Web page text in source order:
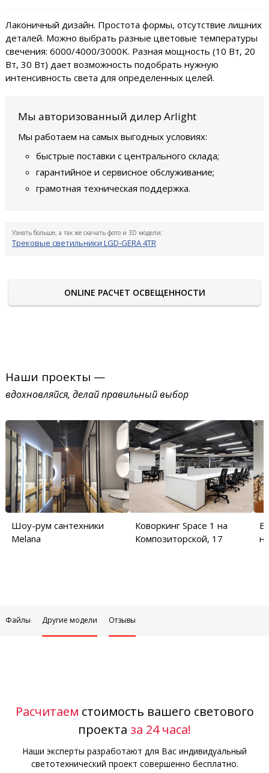
Лаконичный дизайн. Простота формы, отсутствие лишних
деталей. Можно выбрать разные цветовые температуры
свечения: 6000/4000/3000K. Разная мощность (10 Вт, 20
Вт, 30 Вт) дает возможность подобрать нужную
интенсивность света для определенных целей.
Мы авторизованный дилер Arlight
Мы работаем на самых выгодных условиях:
быстрые поставки с центрального склада;
гарантийное и сервисное обслуживание;
грамотная техническая поддержка.
Узнать больше, а так же скачать фото и 3D модели:
Трековые светильники LGD-GERA 4TR
ONLINE РАСЧЕТ ОСВЕЩЕННОСТИ
Наши проекты —
вдохновляйся, делай правильный выбор
Шоу-рум сантехники
Melana
Коворкинг Space 1 на
Композиторской, 17
Файлы Другие модели Отзывы
Расчитаем стоимость вашего светового
проекта за 24 часа!
Наши эксперты разработают для Вас индивидуальный
светотехнический проект совершенно бесплатно.